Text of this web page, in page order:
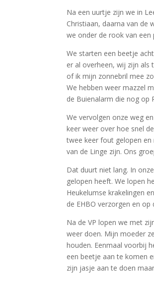
Na een uurtje zijn we in
Christiaan, daarna van de
we onder de rook van
We starten een beetje
er al overheen, wij zijn
of ik mijn zonnebril mee
We hebben weer mazzel
de Buienalarm die nog op
We vervolgen onze weg
keer weer over hoe snel
twee keer fout gelopen
van de Linge zijn. Ons
Dat duurt niet lang. In
gelopen heeft. We lopen
Heukelumse krakelingen
de EHBO verzorgen en
Na de VP lopen we met
weer doen. Mijn moeder
houden. Eenmaal voorbij
een beetje aan te komen
zijn jasje aan te doen